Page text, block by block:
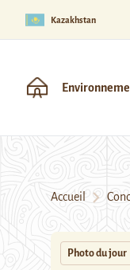
Kazakhstan
Accueil
Photo du jour